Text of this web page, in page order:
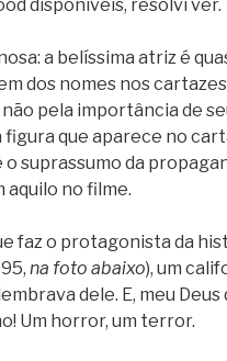
disponíveis, resolvi ver.
a belíssima atriz é
dos nomes nos
pela importância de
figura que aparece no
o suprassumo da
aquilo no filme.
faz o protagonista da
na foto abaixo), um
dele. E, meu
Um horror, um terror.